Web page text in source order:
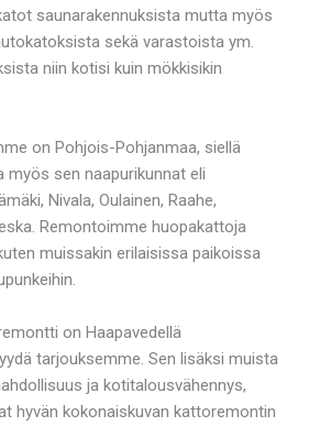
saunarakennuksista mutta myös
sekä varastoista ym.
niin kotisi kuin mökkisikin
on Pohjois-Pohjanmaa, siellä
myös sen naapurikunnat eli
Nivala, Oulainen, Raahe,
Remontoimme huopakattoja
muissakin erilaisissa paikoissa
on Haapavedellä
tarjouksemme. Sen lisäksi muista
ja kotitalousvähennys,
hyvän kokonaiskuvan kattoremontin